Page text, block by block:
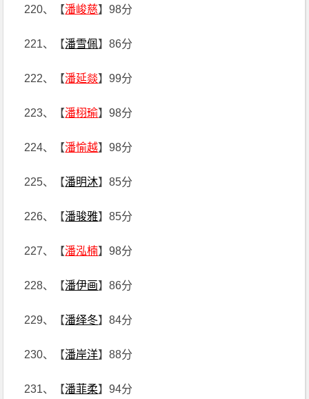
220、【潘峻慈】98分
221、【潘雪佩】86分
222、【潘延燚】99分
223、【潘栩瑜】98分
224、【潘愉越】98分
225、【潘明沐】85分
226、【潘骏雅】85分
227、【潘泓楠】98分
228、【潘伊画】86分
229、【潘绎冬】84分
230、【潘岸洋】88分
231、【潘菲柔】94分